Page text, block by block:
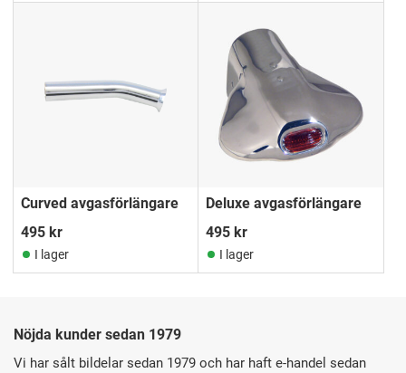
Curved avgasförlängare
495 kr
I lager
Deluxe avgasförlängare
495 kr
I lager
Nöjda kunder sedan 1979
Vi har sålt bildelar sedan 1979 och har haft e-handel sedan